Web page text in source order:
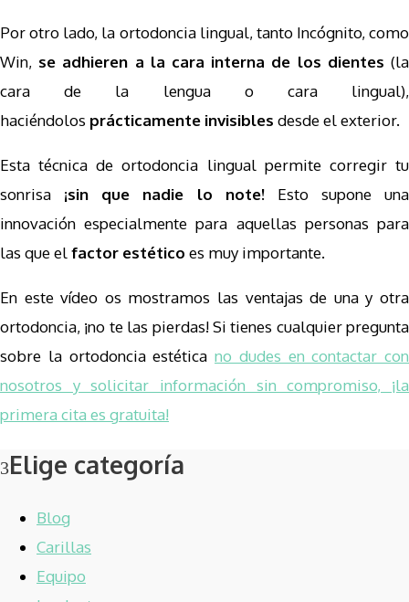
Por otro lado, la ortodoncia lingual, tanto Incógnito, como
Win, se adhieren a la cara interna de los dientes (la
cara de la lengua o cara lingual),
haciéndolos prácticamente invisibles desde el exterior.
Esta técnica de ortodoncia lingual permite corregir tu
sonrisa ¡sin que nadie lo note!Esto supone una
innovación especialmente para aquellas personas para
las que elfactor estético es muy importante.
En este vídeo os mostramos las ventajas de una y otra
ortodoncia, ¡no te las pierdas! Si tienes cualquier pregunta
sobre la ortodoncia estética no dudes en contactar con
nosotros y solicitar información sin compromiso, ¡la
primera cita es gratuita!
Elige categoría
Blog
Carillas
Equipo